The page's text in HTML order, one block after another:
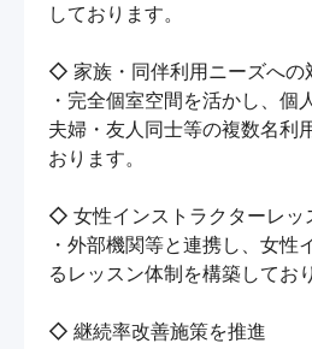
しております。
◇ 家族・同伴利用ニーズへの
・完全個室空間を活かし、個
夫婦・友人同士等の複数名利
おります。
◇ 女性インストラクターレッ
・外部機関等と連携し、女性
るレッスン体制を構築してお
◇ 継続率改善施策を推進